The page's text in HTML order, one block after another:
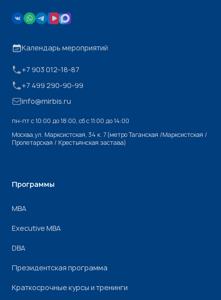
Календарь мероприятий
+7 903 012-18-87
+7 499 290-90-99
info@mirbis.ru
пн-пт с 10:00 до 18:00, cб с 11:00 до 14:00
Москва,ул. Марксистская, 34 к. 7 (метро Таганская /Марксистская /
Пролетарская / Крестьянская застава)
Программы
МВА
Executive MBA
DBA
Президентская программа
Краткосрочные курсы и тренинги